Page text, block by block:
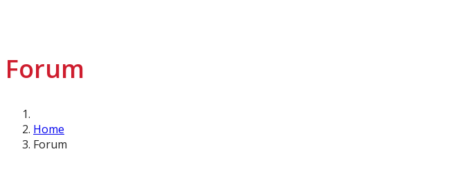
Forum
Home
Forum